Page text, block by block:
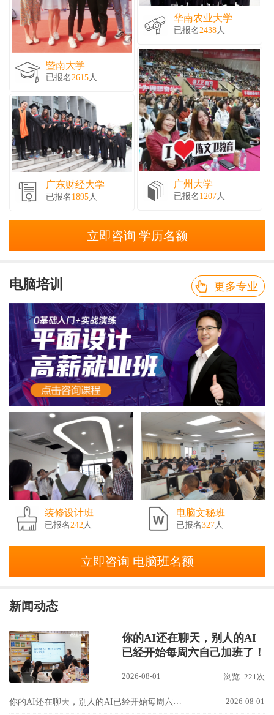
暨南大学
已报名2615人
广东财经大学
已报名 1895人
华南农业大学
已报名2438人
广州大学
已报名 1207人
立即咨询 学历名额
电脑培训 更多专业
装修设计班
已报名 242 人
电脑文秘班
已报名327 人
立即咨询 电脑班名额
新闻动态
你的AI还在聊天，别人的AI
已经开始每周六自己加班了！
2026-08-01 浏览: 221次
2026-08-01